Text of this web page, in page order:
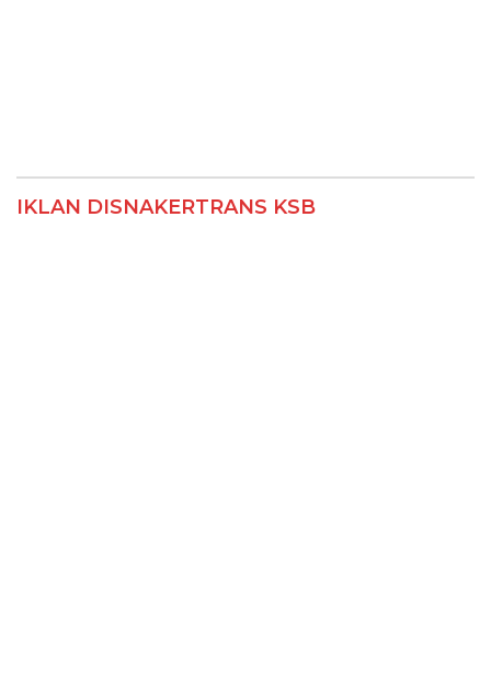
IKLAN DISNAKERTRANS KSB